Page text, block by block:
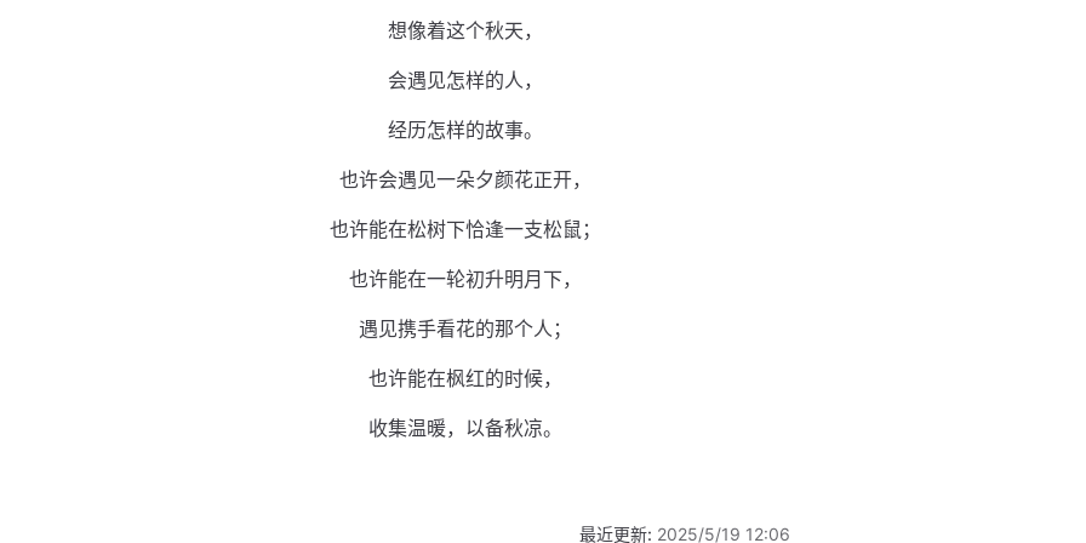
想像着这个秋天，
会遇见怎样的人，
经历怎样的故事。
也许会遇见一朵夕颜花正开，
也许能在松树下恰逢一支松鼠；
也许能在一轮初升明月下，
遇见携手看花的那个人；
也许能在枫红的时候，
收集温暖，以备秋凉。
最近更新: 2025/5/19 12:06